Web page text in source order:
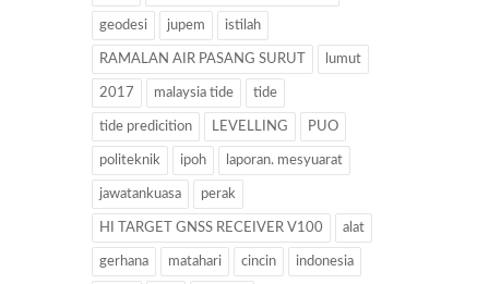
geodesi jupem istilah
RAMALAN AIR PASANG SURUT lumut
2017 malaysia tide tide
tide predicition LEVELLING PUO
politeknik ipoh laporan. mesyuarat
jawatankuasa perak
HI TARGET GNSS RECEIVER V100 alat
gerhana matahari cincin indonesia